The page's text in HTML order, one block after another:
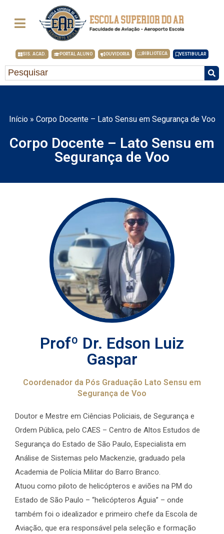
SIS. ACAD. PORTAL ALUNO OUVIDORIA BIBLIOTECA VESTIBULAR
Início» Corpo Docente – Lato Sensu em Segurança de Voo
Corpo Docente – Lato Sensu em
Segurança de Voo
Profº Dr. Edson Luiz
Gaspar
Coordenador da Pós Graduação Lato Sensu em
Segurança de Voo
Doutor e Mestre em Ciências Policiais, de Segurança e
Ordem Pública, pelo CAES – Centro de Altos Estudos de
Segurança do Estado de São Paulo, Especialista em
Análise de Sistemas pelo Mackenzie, graduado pela
Academia de Polícia Militar do Barro Branco.
Atuou como piloto de helicópteros e aviões na PM do
Estado de São Paulo – “helicópteros Águia” – onde
também foi o idealizador e primeiro chefe da Escola de
Aviação, que era responsável pela seleção e formação